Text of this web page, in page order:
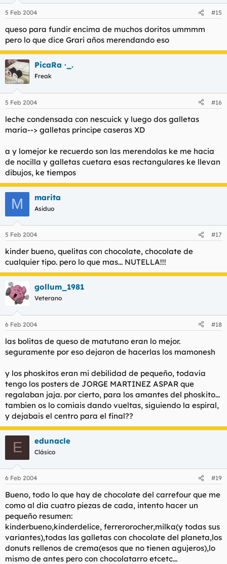
5 Feb 2004 #15
queso para fundir encima de muchos doritos ummmm
pero lo que dice Grari años merendando eso
PicaRa ·_.
Freak
5 Feb 2004 #16
leche condensada con nescuick y luego dos galletas
maria--> galletas principe caseras XD
a y lomejor ke recuerdo son las merendolas ke me hacia
de nocilla y galletas cuetara esas rectangulares ke llevan
dibujos, ke tiempos
M marita
Asiduo
5 Feb 2004 #17
kinder bueno, quelitas con chocolate, chocolate de
cualquier tipo. pero lo que mas... NUTELLA!!!
gollum_1981
Veterano
6 Feb 2004 #18
las bolitas de queso de matutano eran lo mejor.
seguramente por eso dejaron de hacerlas los mamonesh
y los phoskitos eran mi debilidad de pequeño, todavía
tengo los posters de JORGE MARTINEZ ASPAR que
regalaban jaja. por cierto, para los amantes del phoskito...
tambien os lo comiais dando vueltas, siguiendo la espiral,
y dejabais el centro para el final??
E edunacle
Clásico
6 Feb 2004 #19
Bueno, todo lo que hay de chocolate del carrefour que me
como al dia cuatro piezas de cada, intento hacer un
pequeño resumen:
kinderbueno,kinderdelice, ferrerorocher,milka(y todas sus
variantes),todas las galletas con chocolate del planeta,los
donuts rellenos de crema(esos que no tienen agujeros),lo
mismo de antes pero con chocolatarro etcetc...